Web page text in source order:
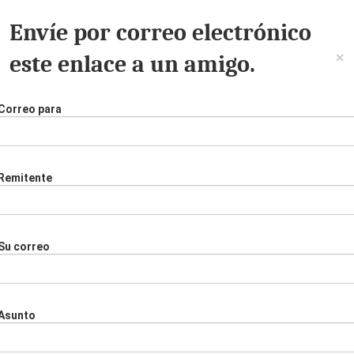
Envíe por correo electrónico
este enlace a un amigo.
×
para
correo